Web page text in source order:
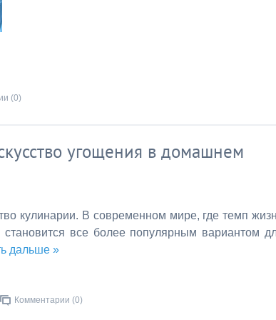
(0)
угощения в домашнем
кулинарии. В современном мире, где темп
становится все более популярным вариантом
дальше »
Комментарии (0)